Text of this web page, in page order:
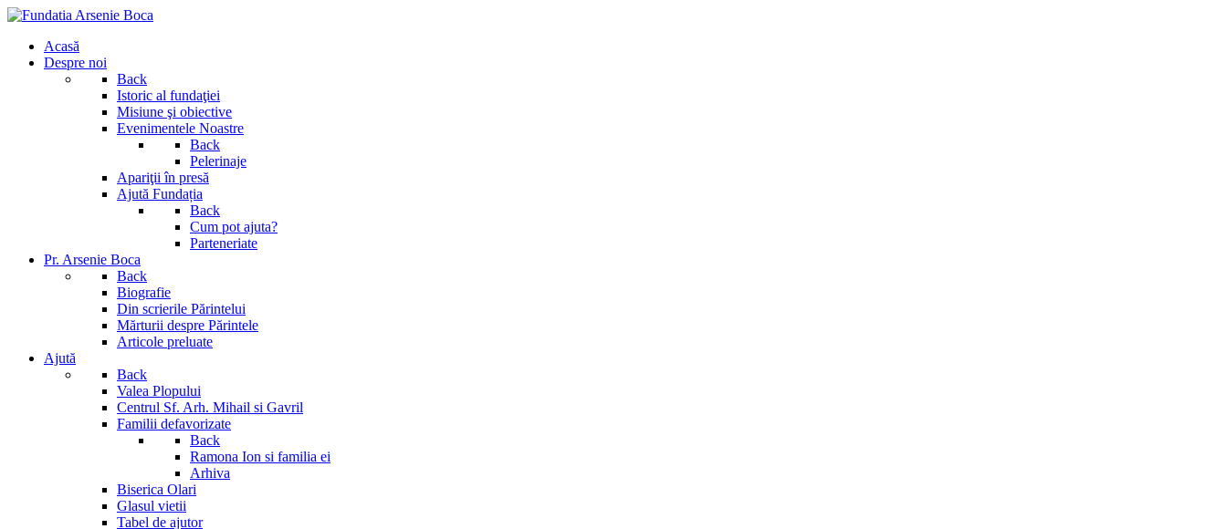
Acasă
Despre noi
Back
Istoric al fundaţiei
Misiune şi obiective
Evenimentele Noastre
Back
Pelerinaje
Apariţii în presă
Ajută Fundația
Back
Cum pot ajuta?
Parteneriate
Pr. Arsenie Boca
Back
Biografie
Din scrierile Părintelui
Mărturii despre Părintele
Articole preluate
Ajută
Back
Valea Plopului
Centrul Sf. Arh. Mihail si Gavril
Familii defavorizate
Back
Ramona Ion si familia ei
Arhiva
Biserica Olari
Glasul vietii
Tabel de ajutor